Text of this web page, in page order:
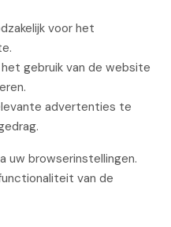
voor het
gebruik van de website
advertenties te
uw browserinstellingen.
van de